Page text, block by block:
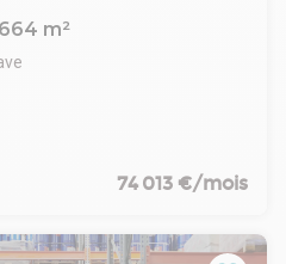
m²
A10, Tourny Meyer vous
privatif clôturé de 27 500
74 013 €/mois